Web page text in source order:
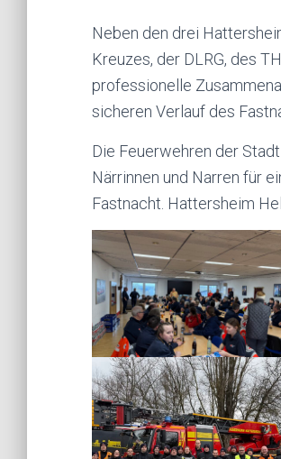
Neben den drei
Kreuzes, der DLRG, des
professionelle
sicheren Verlauf des
Die Feuerwehren der
Närrinnen und Narren für
Fastnacht. Hattersheim